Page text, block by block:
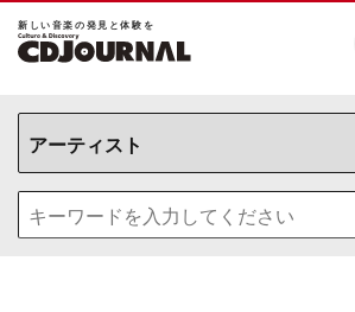
新しい⾳楽の発⾒と体験を